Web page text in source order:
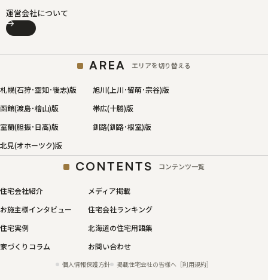
運営会社について
AREA エリアを切り替える
札幌(石狩･空知･後志)版
旭川(上川･留萌･宗谷)版
函館(渡島･檜山)版
帯広(十勝)版
室蘭(胆振･日高)版
釧路(釧路･根室)版
北見(オホーツク)版
CONTENTS コンテンツ一覧
住宅会社紹介
メディア掲載
お施主様インタビュー
住宅会社ランキング
住宅実例
北海道の住宅用語集
家づくりコラム
お問い合わせ
個人情報保護方針 掲載住宅会社の皆様へ［利用規約］